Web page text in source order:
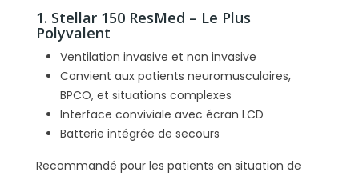
1. Stellar 150 ResMed – Le Plus
Polyvalent
Ventilation invasive et non invasive
Convient aux patients neuromusculaires,
BPCO, et situations complexes
Interface conviviale avec écran LCD
Batterie intégrée de secours
Recommandé pour les patients en situation de